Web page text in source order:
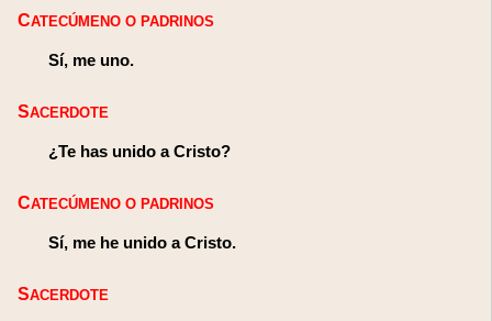
CATECÚMENO O PADRINOS
Sí, me uno.
SACERDOTE
¿Te has unido a Cristo?
CATECÚMENO O PADRINOS
Sí, me he unido a Cristo.
SACERDOTE